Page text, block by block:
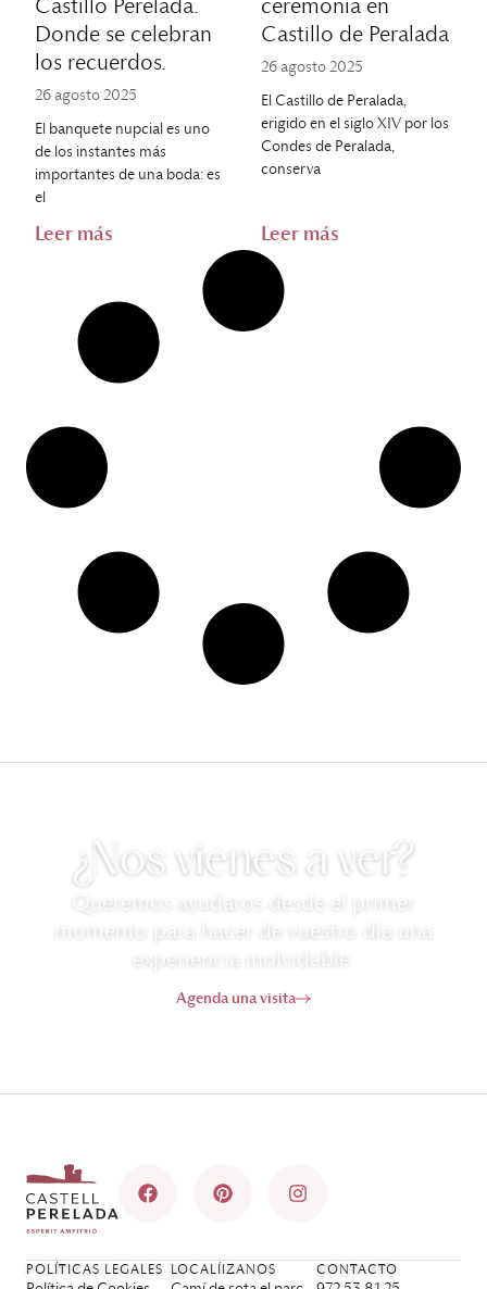
Castillo Perelada.
Donde se celebran
los recuerdos.
26 agosto 2025
El banquete nupcial es uno
de los instantes más
importantes de una boda: es
el
Leer más
ceremonia en
Castillo de Peralada
26 agosto 2025
El Castillo de Peralada,
erigido en el siglo XIV por los
Condes de Peralada,
conserva
Leer más
¿Nos vienes a ver?
Queremos ayudaros desde el primer
momento para hacer de vuestro día una
experiencia inolvidable.
Agenda una visita
POLÍTICAS LEGALES LOCALÍIZANOS CONTACTO